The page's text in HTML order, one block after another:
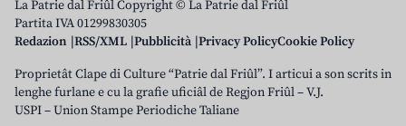
La Patrie dal Friûl Copyright © La Patrie dal Friûl
Partita IVA 01299830305
Redazion RSS/XML Pubblicità Privacy PolicyCookie Policy
Proprietât Clape di Culture “Patrie dal Friûl”. I articui a son scrits in
lenghe furlane e cu la grafie uficiâl de Regjon Friûl – V.J.
USPI – Union Stampe Periodiche Taliane